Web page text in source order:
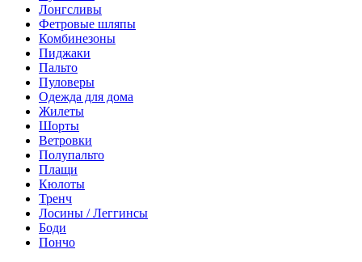
Лонгсливы
Фетровые шляпы
Комбинезоны
Пиджаки
Пальто
Пуловеры
Одежда для дома
Жилеты
Шорты
Ветровки
Полупальто
Плащи
Кюлоты
Тренч
Лосины / Леггинсы
Боди
Пончо